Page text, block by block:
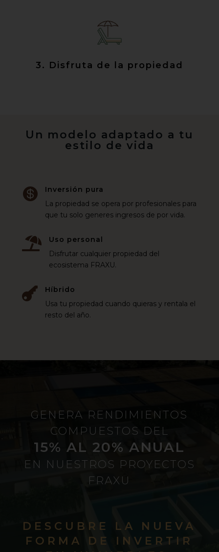
3. Disfruta de la propiedad
Un modelo adaptado a tu
estilo de vida

Inversión pura
La propiedad se opera por profesionales para
que tu solo generes ingresos de por vida.

Uso personal
Disfrutar cualquier propiedad del
ecosistema FRAXU.

Híbrido
Usa tu propiedad cuando quieras y rentala el
resto del año.
GENERA RENDIMIENTOS
COMPUESTOS DEL
15% AL 20% ANUAL
EN NUESTROS PROYECTOS
FRAXU
DESCUBRE LA NUEVA
FORMA DE INVERTIR